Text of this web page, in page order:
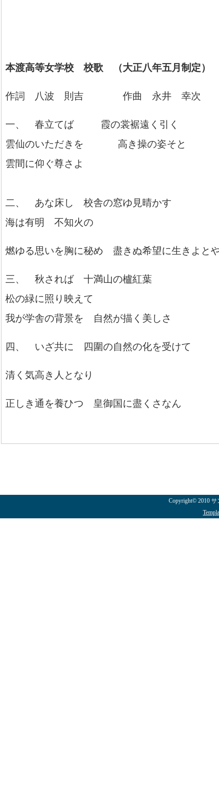
本渡高等女学校 校歌 （大正八年五月制定）
作詞 八波 則吉 作曲 永井 幸次
一、 春立てば 霞の裳裾遠く引く
雲仙のいただきを 高き操の姿そと
雲間に仰ぐ尊さよ
二、 あな床し 校舎の窓ゆ見晴かす
海は有明 不知火の
燃ゆる思いを胸に秘め 盡きぬ希望に生きよと
三、 秋されば 十満山の櫨紅葉
松の緑に照り映えて
我が学舎の背景を 自然が描く美しさ
四、 いざ共に 四圍の自然の化を受けて
清く気高き人となり
正しき通を養ひつ 皇御国に盡くさなん
Copyright© 2010